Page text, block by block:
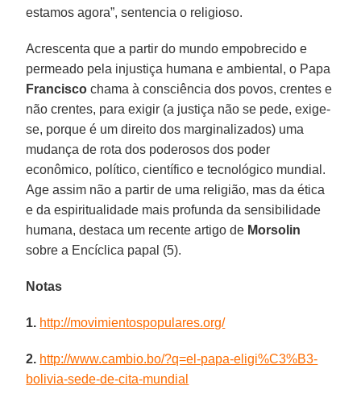
estamos agora”, sentencia o religioso.
Acrescenta que a partir do mundo empobrecido e
permeado pela injustiça humana e ambiental, o Papa
Francisco chama à consciência dos povos, crentes e
não crentes, para exigir (a justiça não se pede, exige-
se, porque é um direito dos marginalizados) uma
mudança de rota dos poderosos dos poder
econômico, político, científico e tecnológico mundial.
Age assim não a partir de uma religião, mas da ética
e da espiritualidade mais profunda da sensibilidade
humana, destaca um recente artigo de Morsolin
sobre a Encíclica papal (5).
Notas
1. http://movimientospopulares.org/
2. http://www.cambio.bo/?q=el-papa-eligi%C3%B3-
bolivia-sede-de-cita-mundial